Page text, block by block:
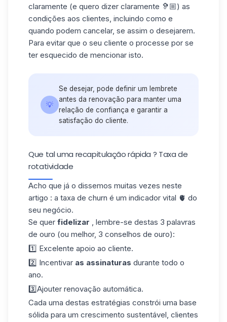
claramente (e quero dizer claramente 🦻🏼) as
condições aos clientes, incluindo como e
quando podem cancelar, se assim o desejarem.
Para evitar que o seu cliente o processe por se
ter esquecido de mencionar isto.
💡
Se desejar, pode definir um lembrete
antes da renovação para manter uma
relação de confiança e garantir a
satisfação do cliente.
Que tal uma recapitulação rápida ? Taxa de
rotatividade
Acho que já o dissemos muitas vezes neste
artigo : a taxa de churn é um indicador vital 🫀 do
seu negócio.
Se quer fidelizar , lembre-se destas 3 palavras
de ouro (ou melhor, 3 conselhos de ouro):
1️⃣ Excelente apoio ao cliente.
2️⃣ Incentivar as assinaturas durante todo o
ano.
3️⃣Ajouter renovação automática.
Cada uma destas estratégias constrói uma base
sólida para um crescimento sustentável, clientes